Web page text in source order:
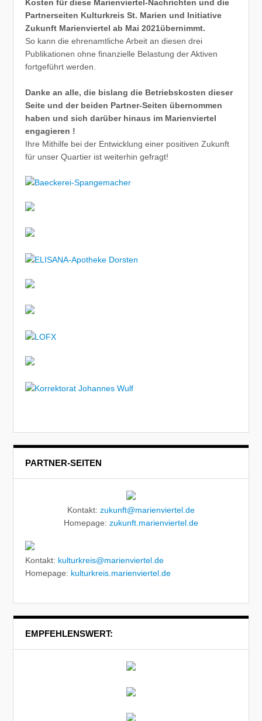
Kosten für diese Marienviertel-Nachrichten und die
Partnerseiten Kulturkreis St. Marien und Initiative
Zukunft Marienviertel ab Mai 2021übernimmt.
So kann die ehrenamtliche Arbeit an diesen drei
Publikationen ohne finanzielle Belastung der Aktiven
fortgeführt werden.
Danke an alle, die bislang die Betriebskosten dieser
Seite und der beiden Partner-Seiten übernommen
haben und sich darüber hinaus im Marienviertel
engagieren !
Ihre Mithilfe bei der Entwicklung einer positiven Zukunft
für unser Quartier ist weiterhin gefragt!
PARTNER-SEITEN
Kontakt: zukunft@marienviertel.de
Homepage: zukunft.marienviertel.de
Kontakt: kulturkreis@marienviertel.de
Homepage: kulturkreis.marienviertel.de
EMPFEHLENSWERT: